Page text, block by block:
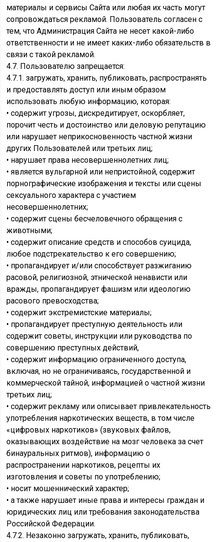
материалы и сервисы Сайта или любая их часть могут
сопровождаться рекламой. Пользователь согласен с
тем, что Администрация Сайта не несет какой-либо
ответственности и не имеет каких-либо обязательств в
связи с такой рекламой.
4.7. Пользователю запрещается:
4.7.1. загружать, хранить, публиковать, распространять
и предоставлять доступ или иным образом
использовать любую информацию, которая:
• содержит угрозы, дискредитирует, оскорбляет,
порочит честь и достоинство или деловую репутацию
или нарушает неприкосновенность частной жизни
других Пользователей или третьих лиц;
• нарушает права несовершеннолетних лиц;
• является вульгарной или непристойной, содержит
порнографические изображения и тексты или сцены
сексуального характера с участием
несовершеннолетних;
• содержит сцены бесчеловечного обращения с
животными;
• содержит описание средств и способов суицида,
любое подстрекательство к его совершению;
• пропагандирует и/или способствует разжиганию
расовой, религиозной, этнической ненависти или
вражды, пропагандирует фашизм или идеологию
расового превосходства;
• содержит экстремистские материалы;
• пропагандирует преступную деятельность или
содержит советы, инструкции или руководства по
совершению преступных действий,
• содержит информацию ограниченного доступа,
включая, но не ограничиваясь, государственной и
коммерческой тайной, информацией о частной жизни
третьих лиц;
• содержит рекламу или описывает привлекательность
употребления наркотических веществ, в том числе
«цифровых наркотиков» (звуковых файлов,
оказывающих воздействие на мозг человека за счет
бинауральных ритмов), информацию о
распространении наркотиков, рецепты их
изготовления и советы по употреблению;
• носит мошеннический характер;
• а также нарушает иные права и интересы граждан и
юридических лиц или требования законодательства
Российской Федерации.
4.7.2. Незаконно загружать, хранить, публиковать,